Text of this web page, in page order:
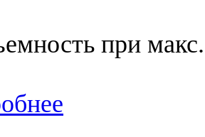
при